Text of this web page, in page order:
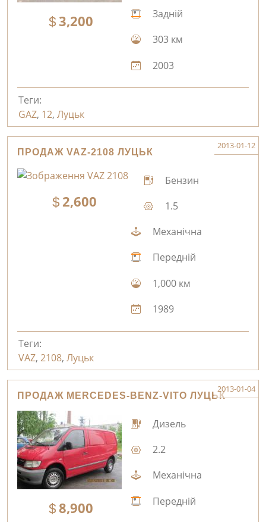
3,200
Задній
303 км
2003
Теги:
GAZ, 12, Луцьк
ПРОДАЖ VAZ-2108 ЛУЦЬК
2013-01-12
2,600
Бензин
1.5
Механічна
Передній
1,000 км
1989
Теги:
VAZ, 2108, Луцьк
ПРОДАЖ MERCEDES-BENZ-VITO ЛУЦЬК
2013-01-04
8,900
Дизель
2.2
Механічна
Передній